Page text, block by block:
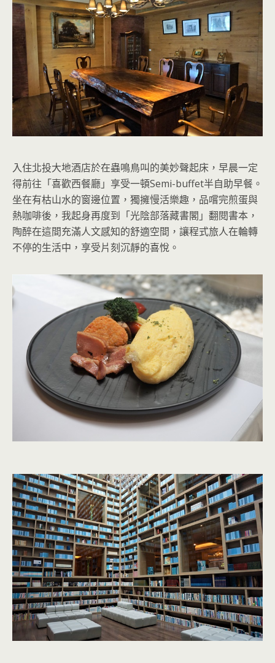
入住北投大地酒店於在蟲鳴鳥叫的美妙聲起床，早晨一定
得前往「喜歡西餐廳」享受一頓Semi-buffet半自助早餐。
坐在有枯山水的窗邊位置，獨擁慢活樂趣，品嚐完煎蛋與
熱咖啡後，我起身再度到「光陰部落藏書閣」翻閱書本，
陶醉在這間充滿人文感知的舒適空間，讓程式旅人在輪轉
不停的生活中，享受片刻沉靜的喜悅。